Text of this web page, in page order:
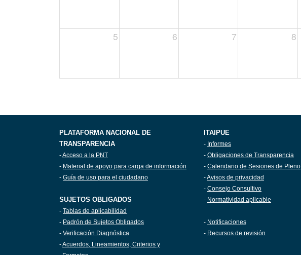
5 6 7 8
PLATAFORMA NACIONAL DE
TRANSPARENCIA
-Acceso a la PNT
- Material de apoyo para carga de información
- Guía de uso para el ciudadano
SUJETOS OBLIGADOS
- Tablas de aplicabilidad
- Padrón de Sujetos Obligados
- Verificación Diagnóstica
-Acuerdos, Lineamientos, Criterios y
ITAIPUE
- Informes
- Obligaciones de Transparencia
- Calendario de Sesiones de Pleno
-Avisos de privacidad
- Consejo Consultivo
- Normatividad aplicable
- Notificaciones
- Recursos de revisión